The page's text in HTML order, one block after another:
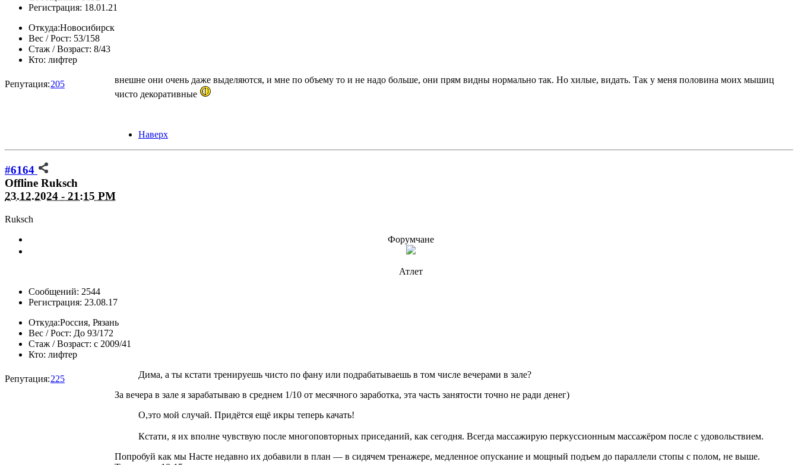
Регистрация: 18.01.21
Откуда:Новосибирск
Вес / Рост: 53/158
Стаж / Возраст: 8/43
Кто: лифтер
Репутация:205
внешне они очень даже выделяются, и мне по объему то и не надо больше, они прям видны нормально так. Но хилые, видать. Так у меня половина моих мышиц
чисто декоративные
Наверх
#6164
Offline Ruksch
23.12.2024 - 21:15 PM
Ruksch
Форумчане
Атлет
Сообщений: 2544
Регистрация: 23.08.17
Откуда:Россия, Рязань
Вес / Рост: До 93/172
Стаж / Возраст: с 2009/41
Кто: лифтер
Репутация:225
Дима, а ты кстати тренируешь чисто по фану или подрабатываешь в том числе вечерами в зале?
За вечера в зале я зарабатываю в среднем 1/10 от месячного заработка, эта часть занятости точно не ради денег)
О,это мой случай. Придётся ещё икры теперь качать!
Кстати, я их вполне чувствую после многоповторных приседаний, как сегодня. Всегда массажирую перкуссионным массажёром после с удовольствием.
Попробуй как мы Насте недавно их добавили в план — в сидячем тренажере, медленное опускание и мощный подъем до параллели стопы с полом, не выше.